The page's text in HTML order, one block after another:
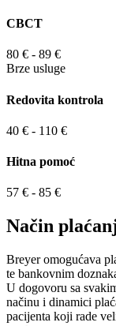
CBCT
80 € - 89 €
Brze usluge
Redovita kontrola
40 € - 110 €
Hitna pomoć
57 € - 85 €
Način
Breyer omogućava
te bankovnim
U dogovoru sa
načinu i dinamici
pacijenta koji rade